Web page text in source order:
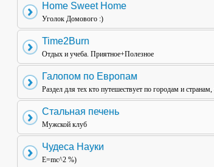
Home Sweet Home
Уголок Домового :)
Time2Burn
Отдых и учеба. Приятное+Полезное
Галопом по Европам
Раздел для тех кто путешествует по городам и
Стальная печень
Мужской клуб
Чудеса Науки
E=mc^2 %)